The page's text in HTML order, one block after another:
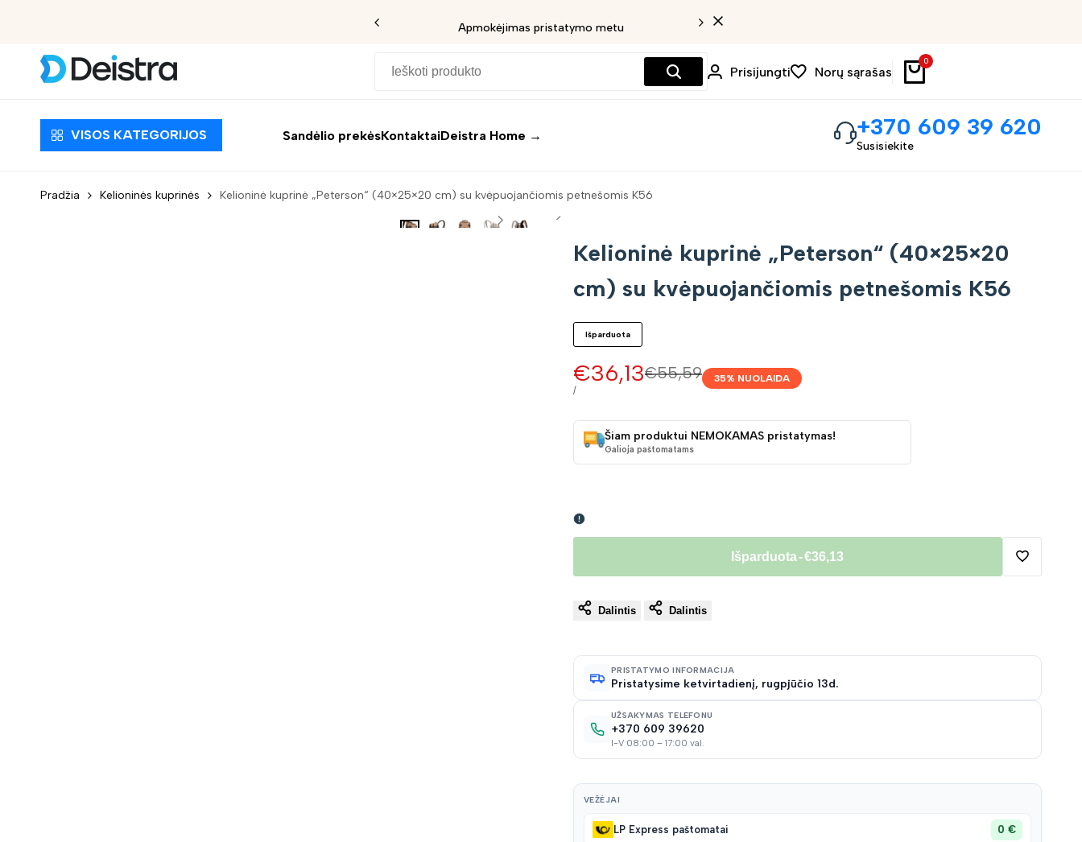
Apmokėjimas pristatymo metu
Prisijungti Norų sąrašas
0
VISOS KATEGORIJOS Sandėlio prekėsKontaktaiDeistra Home → +370 609 39 620
Susisiekite
Pradžia Kelioninės kuprinės Kelioninė kuprinė „Peterson“ (40×25×20 cm) su kvėpuojančiomis petnešomis K56
Kelioninė kuprinė „Peterson“ (40×25×20
cm) su kvėpuojančiomis petnešomis K56
Išparduota
Įprasta
€55,59
Pardavimo
kaina
€36,13
VIENETO
/
35% NUOLAIDA
Šiam produktui NEMOKAMAS pristatymas!
Galioja paštomatams
Išparduota-€36,13
Pridėti
norų
sąrašą
Dalintis Dalintis
PRISTATYMO INFORMACIJA
Pristatysime ketvirtadienį, rugpjūčio 13d.
UŽSAKYMAS TELEFONU
+370 609 39620
I-V 08:00 – 17:00 val.
VEŽĖJAI
LP Express paštomatai 0 €